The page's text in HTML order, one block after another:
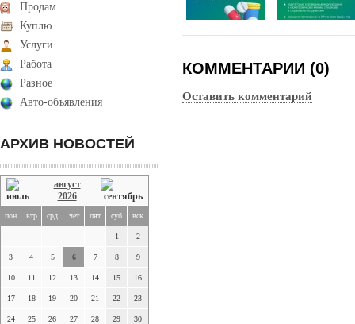
Продам
Куплю
Услуги
Работа
Разное
Авто-объявления
АРХИВ НОВОСТЕЙ
август
2026
пон втр срд чет пят суб вск
1 2
3 4 5 6 7 8 9
10 11 12 13 14 15 16
17 18 19 20 21 22 23
24 25 26 27 28 29 30
КОММЕНТАРИИ (0)
Оставить комментарий